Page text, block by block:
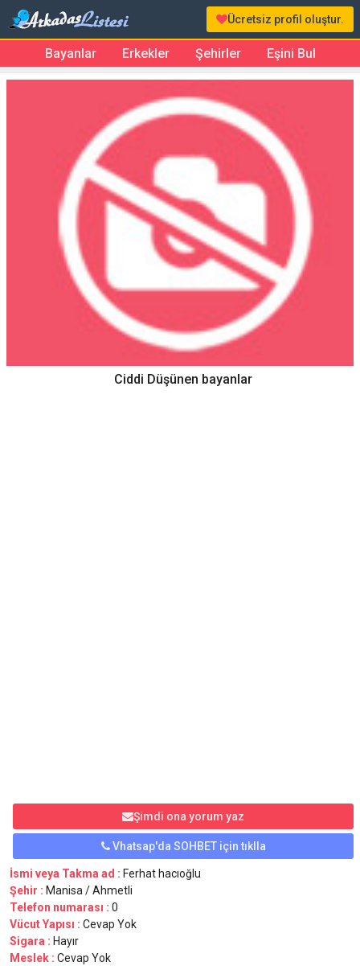
Ücretsiz profil oluştur.
Bayanlar Erkekler Şehirler Eşini Bul
Ciddi Düşünen bayanlar
Şimdi ona yorum yaz
Vhatsap'da SOHBET için tıklla
İsmi veya Takma ad : Ferhat hacıoğlu
Şehir : Manisa / Ahmetli
Telefon numarası : 0
Vücut Yapısı : Cevap Yok
Sigara : Hayır
Meslek : Cevap Yok